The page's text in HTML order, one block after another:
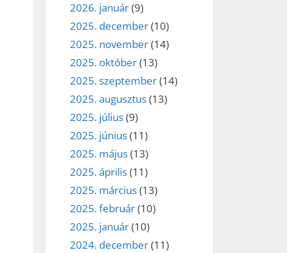
2026. január(9)
2025. december(10)
2025. november(14)
2025. október(13)
2025. szeptember(14)
2025. augusztus(13)
2025. július(9)
2025. június(11)
2025. május(13)
2025. április(11)
2025. március(13)
2025. február(10)
2025. január(10)
2024. december(11)